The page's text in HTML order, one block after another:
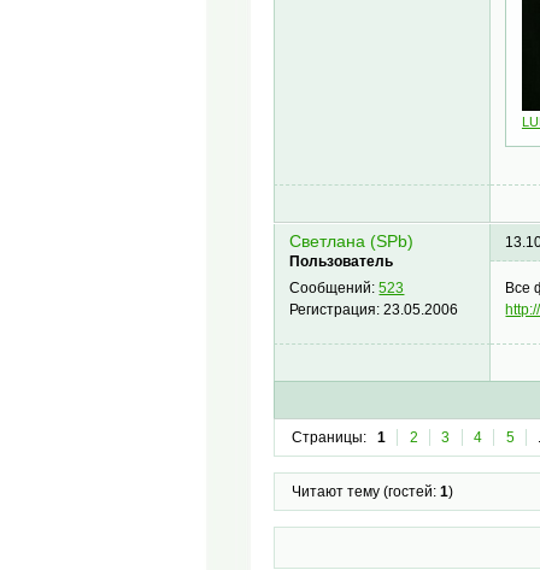
Светлана (SPb)
Пользователь
Сообщений:523
Регистрация:23.05.2006
Все
Страницы: 1 2 3 4 5
Читают тему (гостей: 1)